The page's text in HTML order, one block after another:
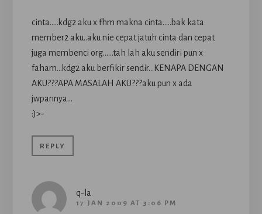
cinta…..kdg2 aku x fhm makna cinta…..bak kata
member2 aku..aku nie cepat jatuh cinta dan cepat
juga membenci org……tah lah aku sendiri pun x
faham…kdg2 aku berfikir sendir…KENAPA DENGAN
AKU???APA MASALAH AKU???aku pun x ada
jwpannya…
:)>-
REPLY
q-la
17 JAN 2009 AT 3:06 PM